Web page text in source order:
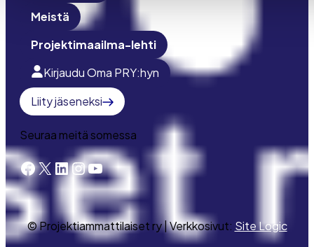
Meistä
Projektimaailma-lehti
Kirjaudu Oma PRY:hyn
Liity jäseneksi
Seuraa meitä somessa
Facebook X LinkedIn InstagramYouTube
© Projektiammattilaiset ry | Verkkosivut: Site Logic